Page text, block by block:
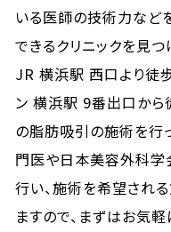
いる医師の技術力など
できるクリニックを見つ
JR 横浜駅 西口より徒
ン 横浜駅 9番出口から
の脂肪吸引の施術を行
門医や日本美容外科学
行い、施術を希望され
ますので、まずはお気